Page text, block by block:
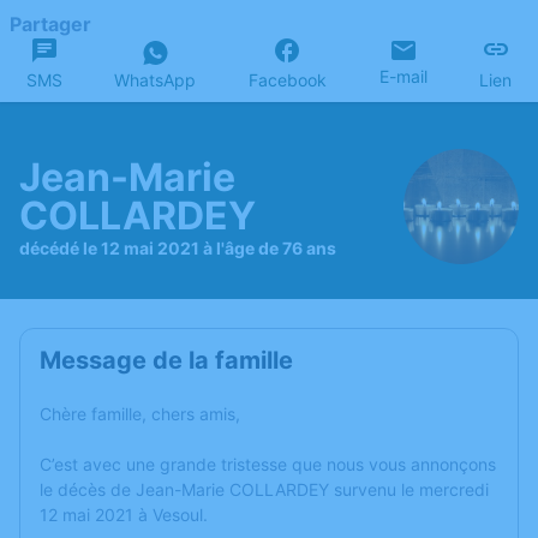
Partager
SMS WhatsApp Facebook E-mail Lien
Jean-Marie
COLLARDEY
décédé le 12 mai 2021 à l'âge de 76 ans
Message de la famille
Chère famille, chers amis,
C’est avec une grande tristesse que nous vous annonçons
le décès de Jean-Marie COLLARDEY survenu le mercredi
12 mai 2021 à Vesoul.